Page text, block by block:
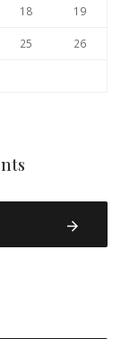
18 19
25 26